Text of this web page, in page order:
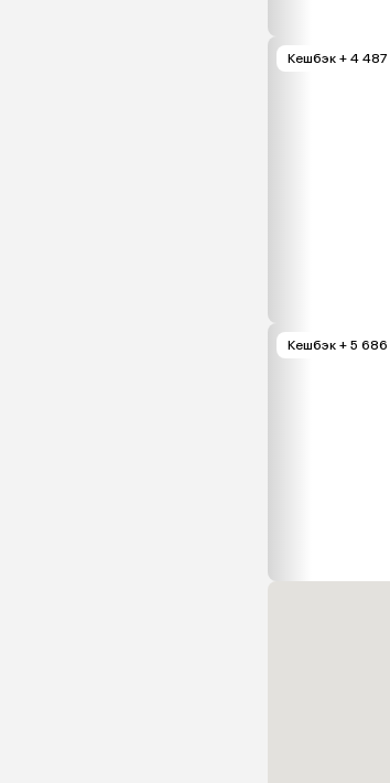
Кешбэк + 4 487
Кешбэк + 5 686